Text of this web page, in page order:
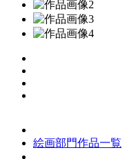
絵画部門作品一覧